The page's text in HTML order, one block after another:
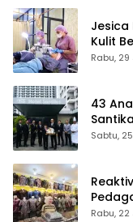
Jesica
Kulit
Rabu,
43
Sabtu,
Rabu,